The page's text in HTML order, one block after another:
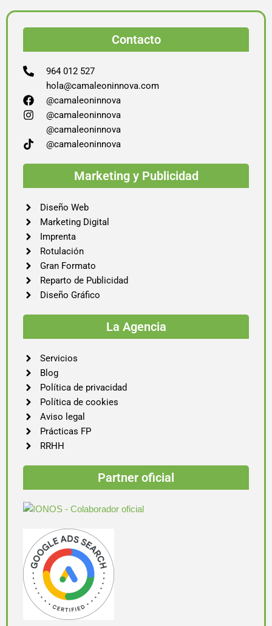
Contacto
964 012 527
hola@camaleoninnova.com
@camaleoninnova
@camaleoninnova
@camaleoninnova
@camaleoninnova
Marketing y Publicidad
Diseño Web
Marketing Digital
Imprenta
Rotulación
Gran Formato
Reparto de Publicidad
Diseño Gráfico
La Agencia
Servicios
Blog
Política de privacidad
Política de cookies
Aviso legal
Prácticas FP
RRHH
Partner oficial